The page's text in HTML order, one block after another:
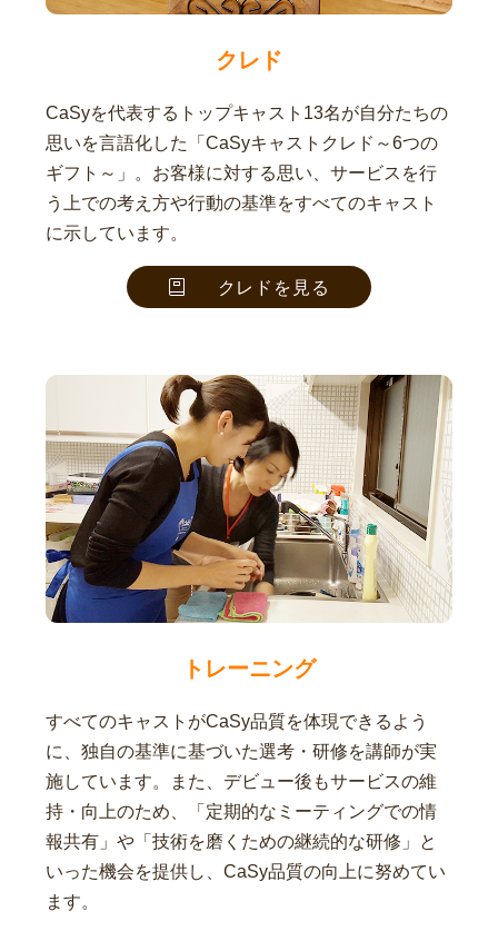
クレド
CaSyを代表するトップキャスト13名が自分たちの
思いを言語化した「CaSyキャストクレド～6つの
ギフト～」。お客様に対する思い、サービスを行
う上での考え方や行動の基準をすべてのキャスト
に示しています。
クレドを見る
トレーニング
すべてのキャストがCaSy品質を体現できるよう
に、独自の基準に基づいた選考・研修を講師が実
施しています。また、デビュー後もサービスの維
持・向上のため、「定期的なミーティングでの情
報共有」や「技術を磨くための継続的な研修」と
いった機会を提供し、CaSy品質の向上に努めてい
ます。